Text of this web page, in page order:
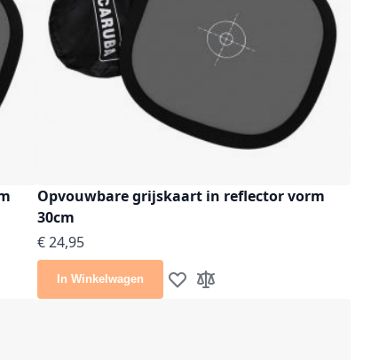
Opvouwbare grijskaart in reflector vorm
30cm
€ 24,95
In Winkelwagen Voeg toe aan verlanglijst
Toevoegen om te